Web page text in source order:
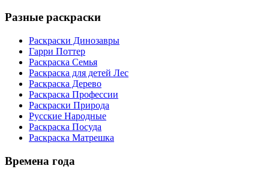
Разные раскраски
Раскраски Динозавры
Гарри Поттер
Раскраска Семья
Раскраска для детей Лес
Раскраска Дерево
Раскраска Профессии
Раскраски Природа
Русские Народные
Раскраска Посуда
Раскраска Матрешка
Времена года